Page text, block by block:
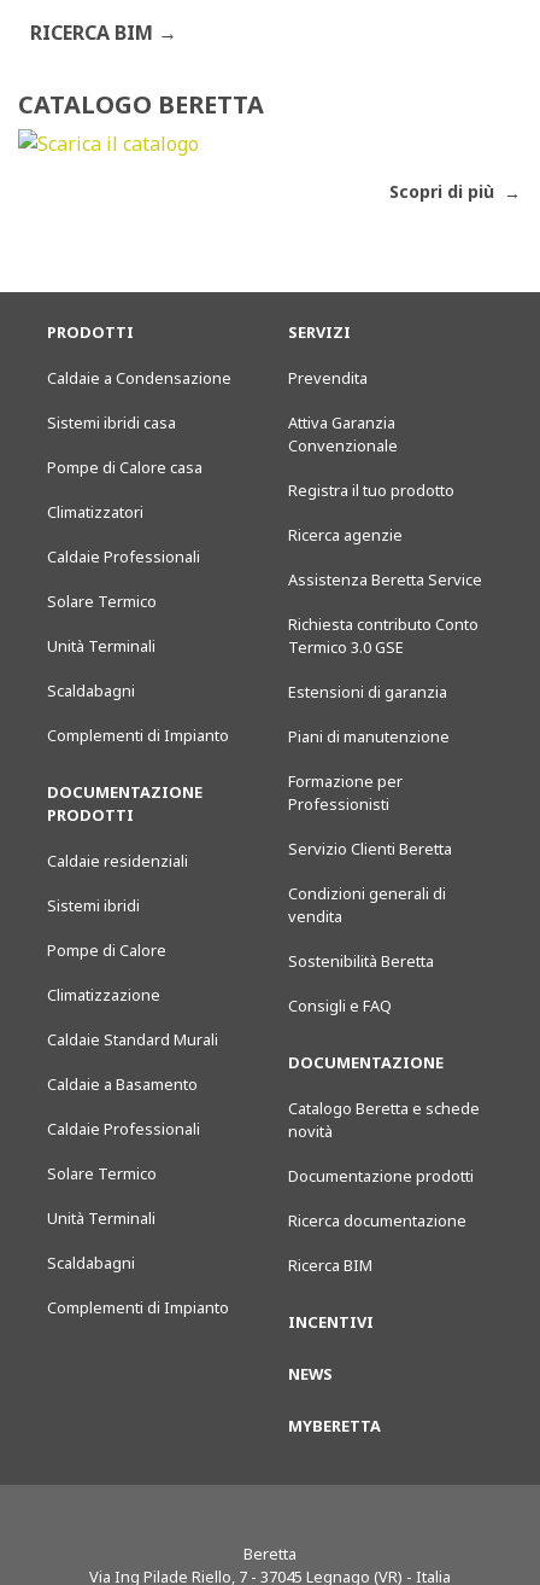
RICERCA BIM
CATALOGO BERETTA
Scopri di più
PRODOTTI
Caldaie a Condensazione
Sistemi ibridi casa
Pompe di Calore casa
Climatizzatori
Caldaie Professionali
Solare Termico
Unità Terminali
Scaldabagni
Complementi di Impianto
DOCUMENTAZIONE
PRODOTTI
Caldaie residenziali
Sistemi ibridi
Pompe di Calore
Climatizzazione
Caldaie Standard Murali
Caldaie a Basamento
Caldaie Professionali
Solare Termico
Unità Terminali
Scaldabagni
Complementi di Impianto
SERVIZI
Prevendita
Attiva Garanzia
Convenzionale
Registra il tuo prodotto
Ricerca agenzie
Assistenza Beretta Service
Richiesta contributo Conto
Termico 3.0 GSE
Estensioni di garanzia
Piani di manutenzione
Formazione per
Professionisti
Servizio Clienti Beretta
Condizioni generali di
vendita
Sostenibilità Beretta
Consigli e FAQ
DOCUMENTAZIONE
Catalogo Beretta e schede
novità
Documentazione prodotti
Ricerca documentazione
Ricerca BIM
INCENTIVI
NEWS
MYBERETTA
Beretta
Via Ing Pilade Riello, 7 - 37045 Legnago (VR) - Italia